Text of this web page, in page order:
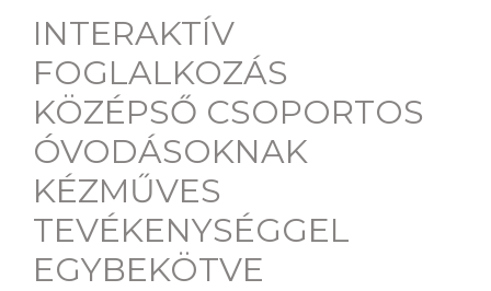
INTERAKTÍV
FOGLALKOZÁS
KÖZÉPSŐ CSOPORTOS
ÓVODÁSOKNAK
KÉZMŰVES
TEVÉKENYSÉGGEL
EGYBEKÖTVE